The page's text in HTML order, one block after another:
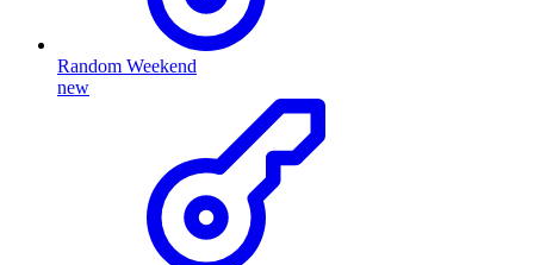
Random Weekend
new